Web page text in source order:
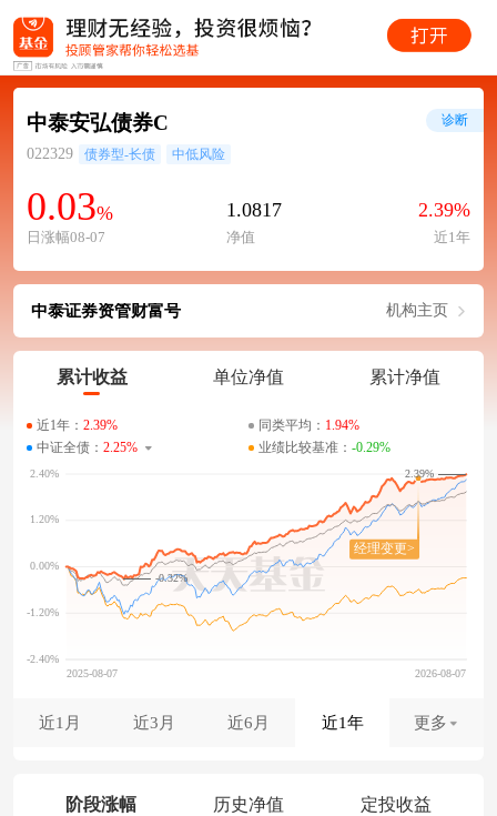
中泰安弘债券C
022329 债券型-长债 中低风险
0.03%
日涨幅08-07
1.0817
净值
2.39%
近1年
诊断
中泰证券资管财富号 机构主页
累计收益 单位净值 累计净值
近1年： 2.39% 同类平均： 1.94%
中证全债： 2.25% 业绩比较基准： -0.29%
-0.32%
2.39%
近1月 近3月 近6月 近1年 更多
阶段涨幅 历史净值 定投收益